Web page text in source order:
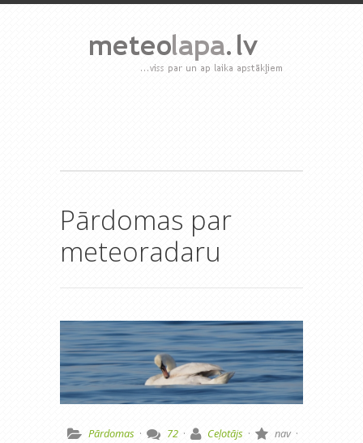
Pārdomas par
meteoradaru
Pārdomas · 72 · Ceļotājs · nav ·